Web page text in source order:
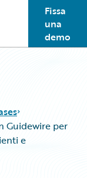
main menu
Fissa
una
demo
Guidewire per
e